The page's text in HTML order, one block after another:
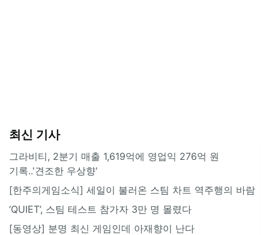
최신 기사
그라비티, 2분기 매출 1,619억에 영업익 276억 원
기록..'견조한 우상향'
[한주의게임소식] 세일이 불러온 스팀 차트 역주행의 바람
‘QUIET’, 스팀 테스트 참가자 3만 명 몰렸다
[동영상] 분명 최신 게임인데 아재향이 난다